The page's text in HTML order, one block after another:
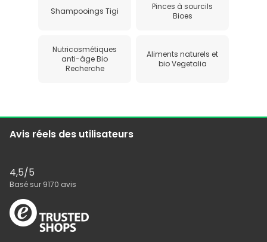
Shampooings Tigi
Pinces à sourcils
Bioes
Nutricosmétiques
anti-âge Bio
Recherche
Aliments naturels et
bio Vegetalia
Avis réels des utilisateurs
4,5/5
Basé sur 9170 avis